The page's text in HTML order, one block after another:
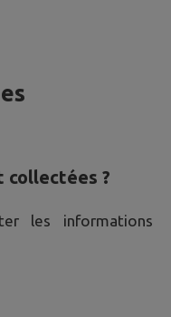
collectées ?
les informations